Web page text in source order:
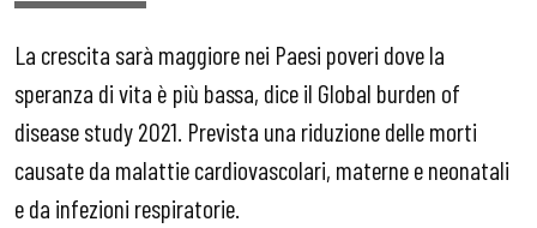
La crescita sarà maggiore nei Paesi poveri dove la
speranza di vita è più bassa, dice il Global burden of
disease study 2021. Prevista una riduzione delle morti
causate da malattie cardiovascolari, materne e neonatali
e da infezioni respiratorie.